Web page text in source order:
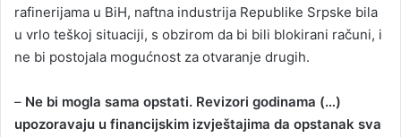
rafinerijama u BiH, naftna industrija Republike Srpske bila
u vrlo teškoj situaciji, s obzirom da bi bili blokirani računi, i
ne bi postojala mogućnost za otvaranje drugih.
– Ne bi mogla sama opstati. Revizori godinama (…)
upozoravaju u financijskim izvještajima da opstanak sva